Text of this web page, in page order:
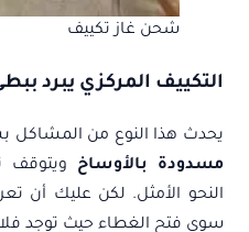
شحن غاز تكييف
التكييف المركزي يبرد
يحدث هذا النوع من المشاكل
مسدودة بالأوساخ ويتوقف
النحو الأمثل. لكن عليك أن
سوى فتح الغطاء حيث توجد